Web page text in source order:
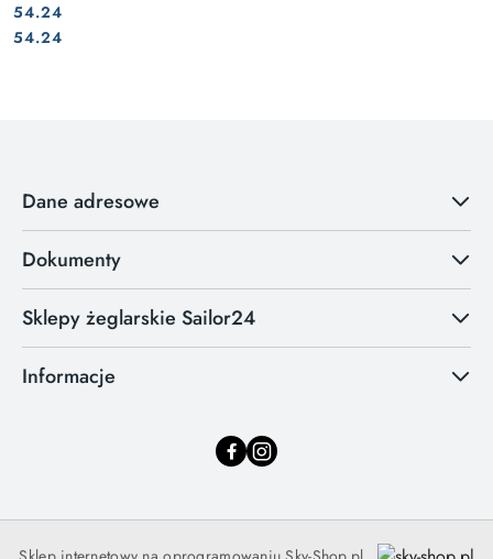
Cena:
54.24
Cena:
54.24
Dane adresowe
Dokumenty
Sklepy żeglarskie Sailor24
Informacje